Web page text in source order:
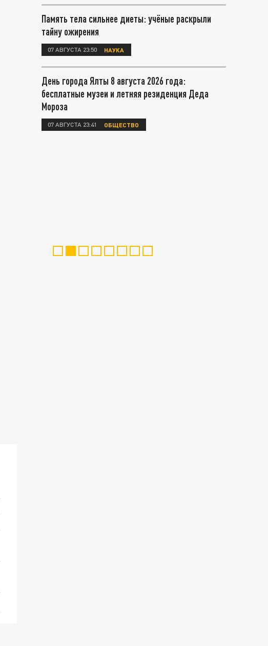
Память тела сильнее диеты: учёные раскрыли
тайну ожирения
07 АВГУСТА 23:50 НАУКА
День города Ялты 8 августа 2026 года:
бесплатные музеи и летняя резиденция Деда
Мороза
07 АВГУСТА 23:41 ОБЩЕСТВО